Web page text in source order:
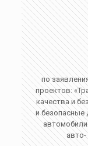
по
проектов:
качества и
и безопасные
авто-